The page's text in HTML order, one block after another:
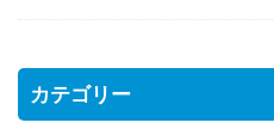
カテゴリー